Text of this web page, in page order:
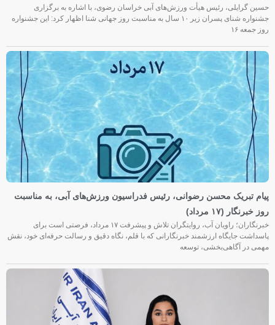
حسین گرایلی، رئیس هیأت ورزش‌های آبی خراسان رضوی، با اشاره به برگزاری
جشنواره شنای پسران زیر ۱۰ سال به مناسبت روز جهانی شنا اظهار کرد: این جشنواره
روز جمعه‌ ۱۶
پیام تبریک محسن رضوانی، رئیس فدراسیون ورزش‌های آبی، به مناسبت
روز خبرنگار (۱۷ مرداد)
خبرنگاران؛ راویان آب، روایتگران تلاش و پیشرفت ۱۷ مرداد، فرصتی است برای
پاسداشت جایگاه ارزشمند خبرنگارانی که با قلم، نگاه دقیق و رسالت حرفه‌ای خود، نقش
مهمی در آگاهی‌بخشی، توسعه